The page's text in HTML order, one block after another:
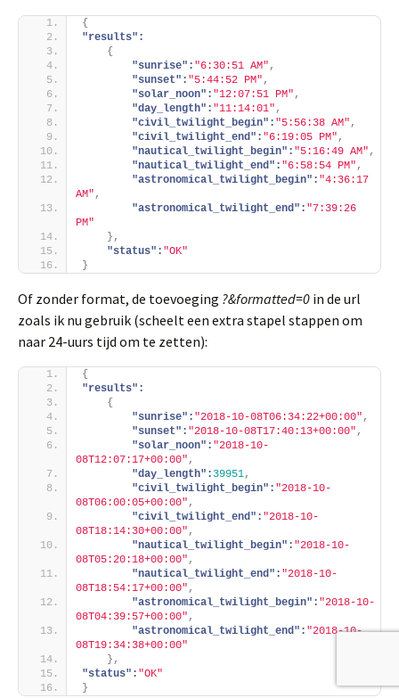
{
"results":
{
"sunrise": "6:30:51 AM" ,
"sunset": "5:44:52 PM" ,
"solar_noon": "12:07:51 PM" ,
"day_length": "11:14:01" ,
"civil_twilight_begin": "5:56:38 AM" ,
"civil_twilight_end": "6:19:05 PM" ,
"nautical_twilight_begin": "5:16:49 AM" ,
"nautical_twilight_end": "6:58:54 PM" ,
"astronomical_twilight_begin": "4:36:17
AM" ,
"astronomical_twilight_end": "7:39:26
PM"
} ,
"status": "OK"
}
Of zonder format, de toevoeging ?&formatted=0 in de url
zoals ik nu gebruik (scheelt een extra stapel stappen om
naar 24-uurs tijd om te zetten):
{
"results":
{
"sunrise": "2018-10-08T06:34:22+00:00" ,
"sunset": "2018-10-08T17:40:13+00:00" ,
"solar_noon": "2018-10-
08T12:07:17+00:00" ,
"day_length": 39951,
"civil_twilight_begin": "2018-10-
08T06:00:05+00:00" ,
"civil_twilight_end": "2018-10-
08T18:14:30+00:00" ,
"nautical_twilight_begin": "2018-10-
08T05:20:18+00:00" ,
"nautical_twilight_end": "2018-10-
08T18:54:17+00:00" ,
"astronomical_twilight_begin": "2018-10-
08T04:39:57+00:00" ,
"astronomical_twilight_end": "2018-10-
08T19:34:38+00:00"
} ,
"status": "OK"
}